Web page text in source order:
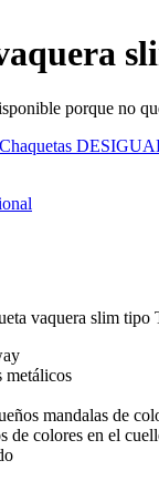
porque no
Chaquetas
vaquera slim tipo
metálicos
mandalas de
de colores en el